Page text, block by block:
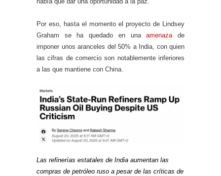
Por eso, hasta el momento el proyecto de Lindsey
Graham se ha quedado en unaamenazade
imponer unos aranceles del 50% a India, con quien
las cifras de comercio son notablemente inferiores
a las que mantiene con China.
Las refinerías estatales de India aumentan las
compras de petróleo ruso a pesar de las críticas de